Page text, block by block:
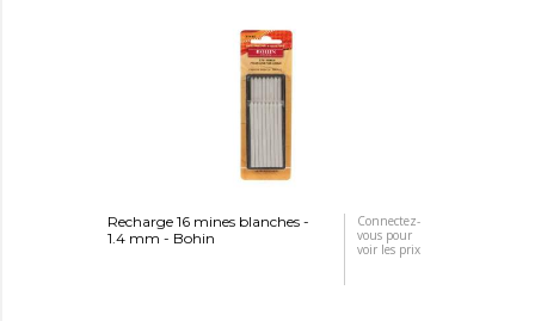
Recharge 16 mines blanches -
1.4 mm - Bohin
Connectez-
vous pour
voir les prix